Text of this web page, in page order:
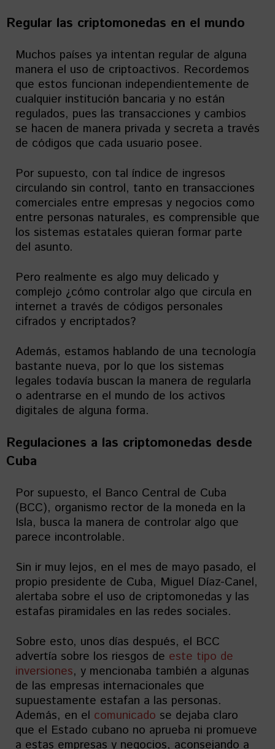
Regular las criptomonedas en el mundo
Muchos países ya intentan regular de alguna
manera el uso de criptoactivos. Recordemos
que estos funcionan independientemente de
cualquier institución bancaria y no están
regulados, pues las transacciones y cambios
se hacen de manera privada y secreta a través
de códigos que cada usuario posee.
Por supuesto, con tal índice de ingresos
circulando sin control, tanto en transacciones
comerciales entre empresas y negocios como
entre personas naturales, es comprensible que
los sistemas estatales quieran formar parte
del asunto.
Pero realmente es algo muy delicado y
complejo ¿cómo controlar algo que circula en
internet a través de códigos personales
cifrados y encriptados?
Además, estamos hablando de una tecnología
bastante nueva, por lo que los sistemas
legales todavía buscan la manera de regularla
o adentrarse en el mundo de los activos
digitales de alguna forma.
Regulaciones a las criptomonedas desde
Cuba
Por supuesto, el Banco Central de Cuba
(BCC), organismo rector de la moneda en la
Isla, busca la manera de controlar algo que
parece incontrolable.
Sin ir muy lejos, en el mes de mayo pasado, el
propio presidente de Cuba, Miguel Díaz-Canel,
alertaba sobre el uso de criptomonedas y las
estafas piramidales en las redes sociales.
Sobre esto, unos días después, el BCC
advertía sobre los riesgos de este tipo de
inversiones, y mencionaba también a algunas
de las empresas internacionales que
supuestamente estafan a las personas.
Además, en el comunicado se dejaba claro
que el Estado cubano no aprueba ni promueve
a estas empresas y negocios, aconsejando a